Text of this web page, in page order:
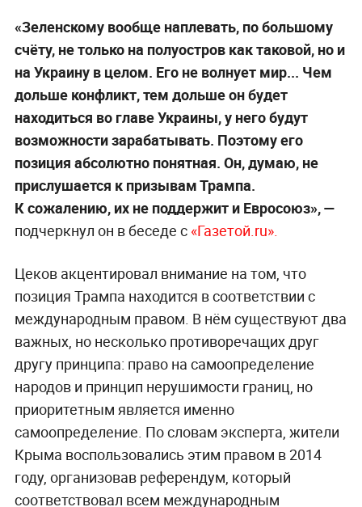
«Зеленскому вообще наплевать, по большому
счёту, не только на полуостров как таковой, но и
на Украину в целом. Его не волнует мир... Чем
дольше конфликт, тем дольше он будет
находиться во главе Украины, у него будут
возможности зарабатывать. Поэтому его
позиция абсолютно понятная. Он, думаю, не
прислушается к призывам Трампа.
К сожалению, их не поддержит и Евросоюз», —
подчеркнул он в беседе с «Газетой.ru».
Цеков акцентировал внимание на том, что
позиция Трампа находится в соответствии с
международным правом. В нём существуют два
важных, но несколько противоречащих друг
другу принципа: право на самоопределение
народов и принцип нерушимости границ, но
приоритетным является именно
самоопределение. По словам эксперта, жители
Крыма воспользовались этим правом в 2014
году, организовав референдум, который
соответствовал всем международным